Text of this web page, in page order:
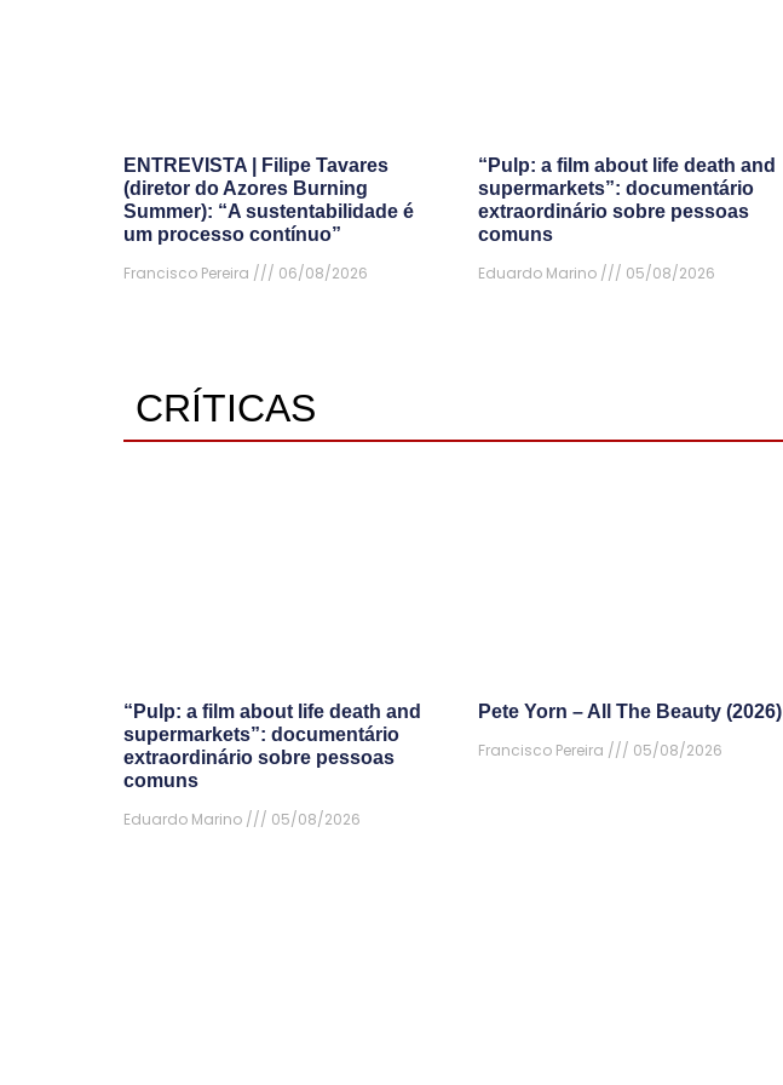
ENTREVISTA | Filipe Tavares
(diretor do Azores Burning
Summer): “A sustentabilidade é
um processo contínuo”
Francisco Pereira
06/08/2026
“Pulp: a film about life death and
supermarkets”: documentário
extraordinário sobre pessoas
comuns
Eduardo Marino
05/08/2026
CRÍTICAS
“Pulp: a film about life death and
supermarkets”: documentário
extraordinário sobre pessoas
comuns
Eduardo Marino
05/08/2026
Pete Yorn – All The Beauty (2026)
Francisco Pereira
05/08/2026